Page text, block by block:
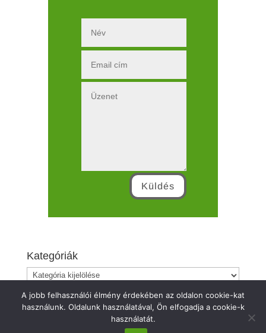
Küldés
Kategóriák
Kategóriák
A jobb felhasználói élmény érdekében az oldalon cookie-kat
használunk. Oldalunk használatával, Ön elfogadja a cookie-k
használatát.